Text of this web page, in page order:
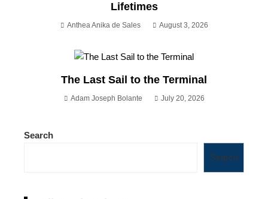
Lifetimes
Anthea Anika de Sales August 3, 2026
The Last Sail to the Terminal
Adam Joseph Bolante July 20, 2026
Search
Search